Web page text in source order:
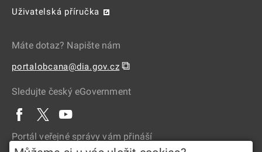
Uživatelská příručka
Máte dotaz? Napište nám
portalobcana@dia.gov.cz ⧉
Sledujte český eGovernment
Portál veřejné správy vám přináší